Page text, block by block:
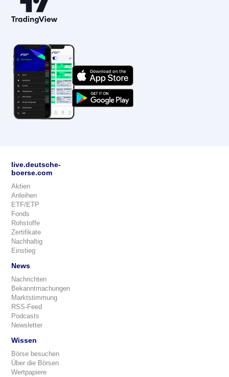
live.deutsche-
boerse.com
Aktien
Anleihen
ETF/ETP
Fonds
Rohstoffe
Zertifikate
Nachhaltig
Einstieg
News
Nachrichten
Bekanntmachungen
Marktstimmung
RSS-Feed
Podcasts
Newsletter
Wissen
Börse besuchen
Über die Börsen
Wertpapiere